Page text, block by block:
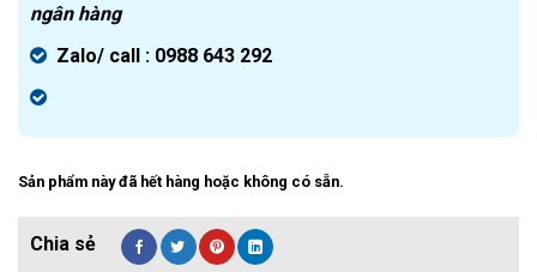
ngân hàng
Zalo/ call : 0988 643 292
Sản phẩm này đã hết hàng hoặc không có sẵn.